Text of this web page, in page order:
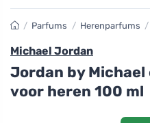
/ Parfums / Herenparfums /
Michael Jordan
Jordan by Michael
voor heren 100 ml